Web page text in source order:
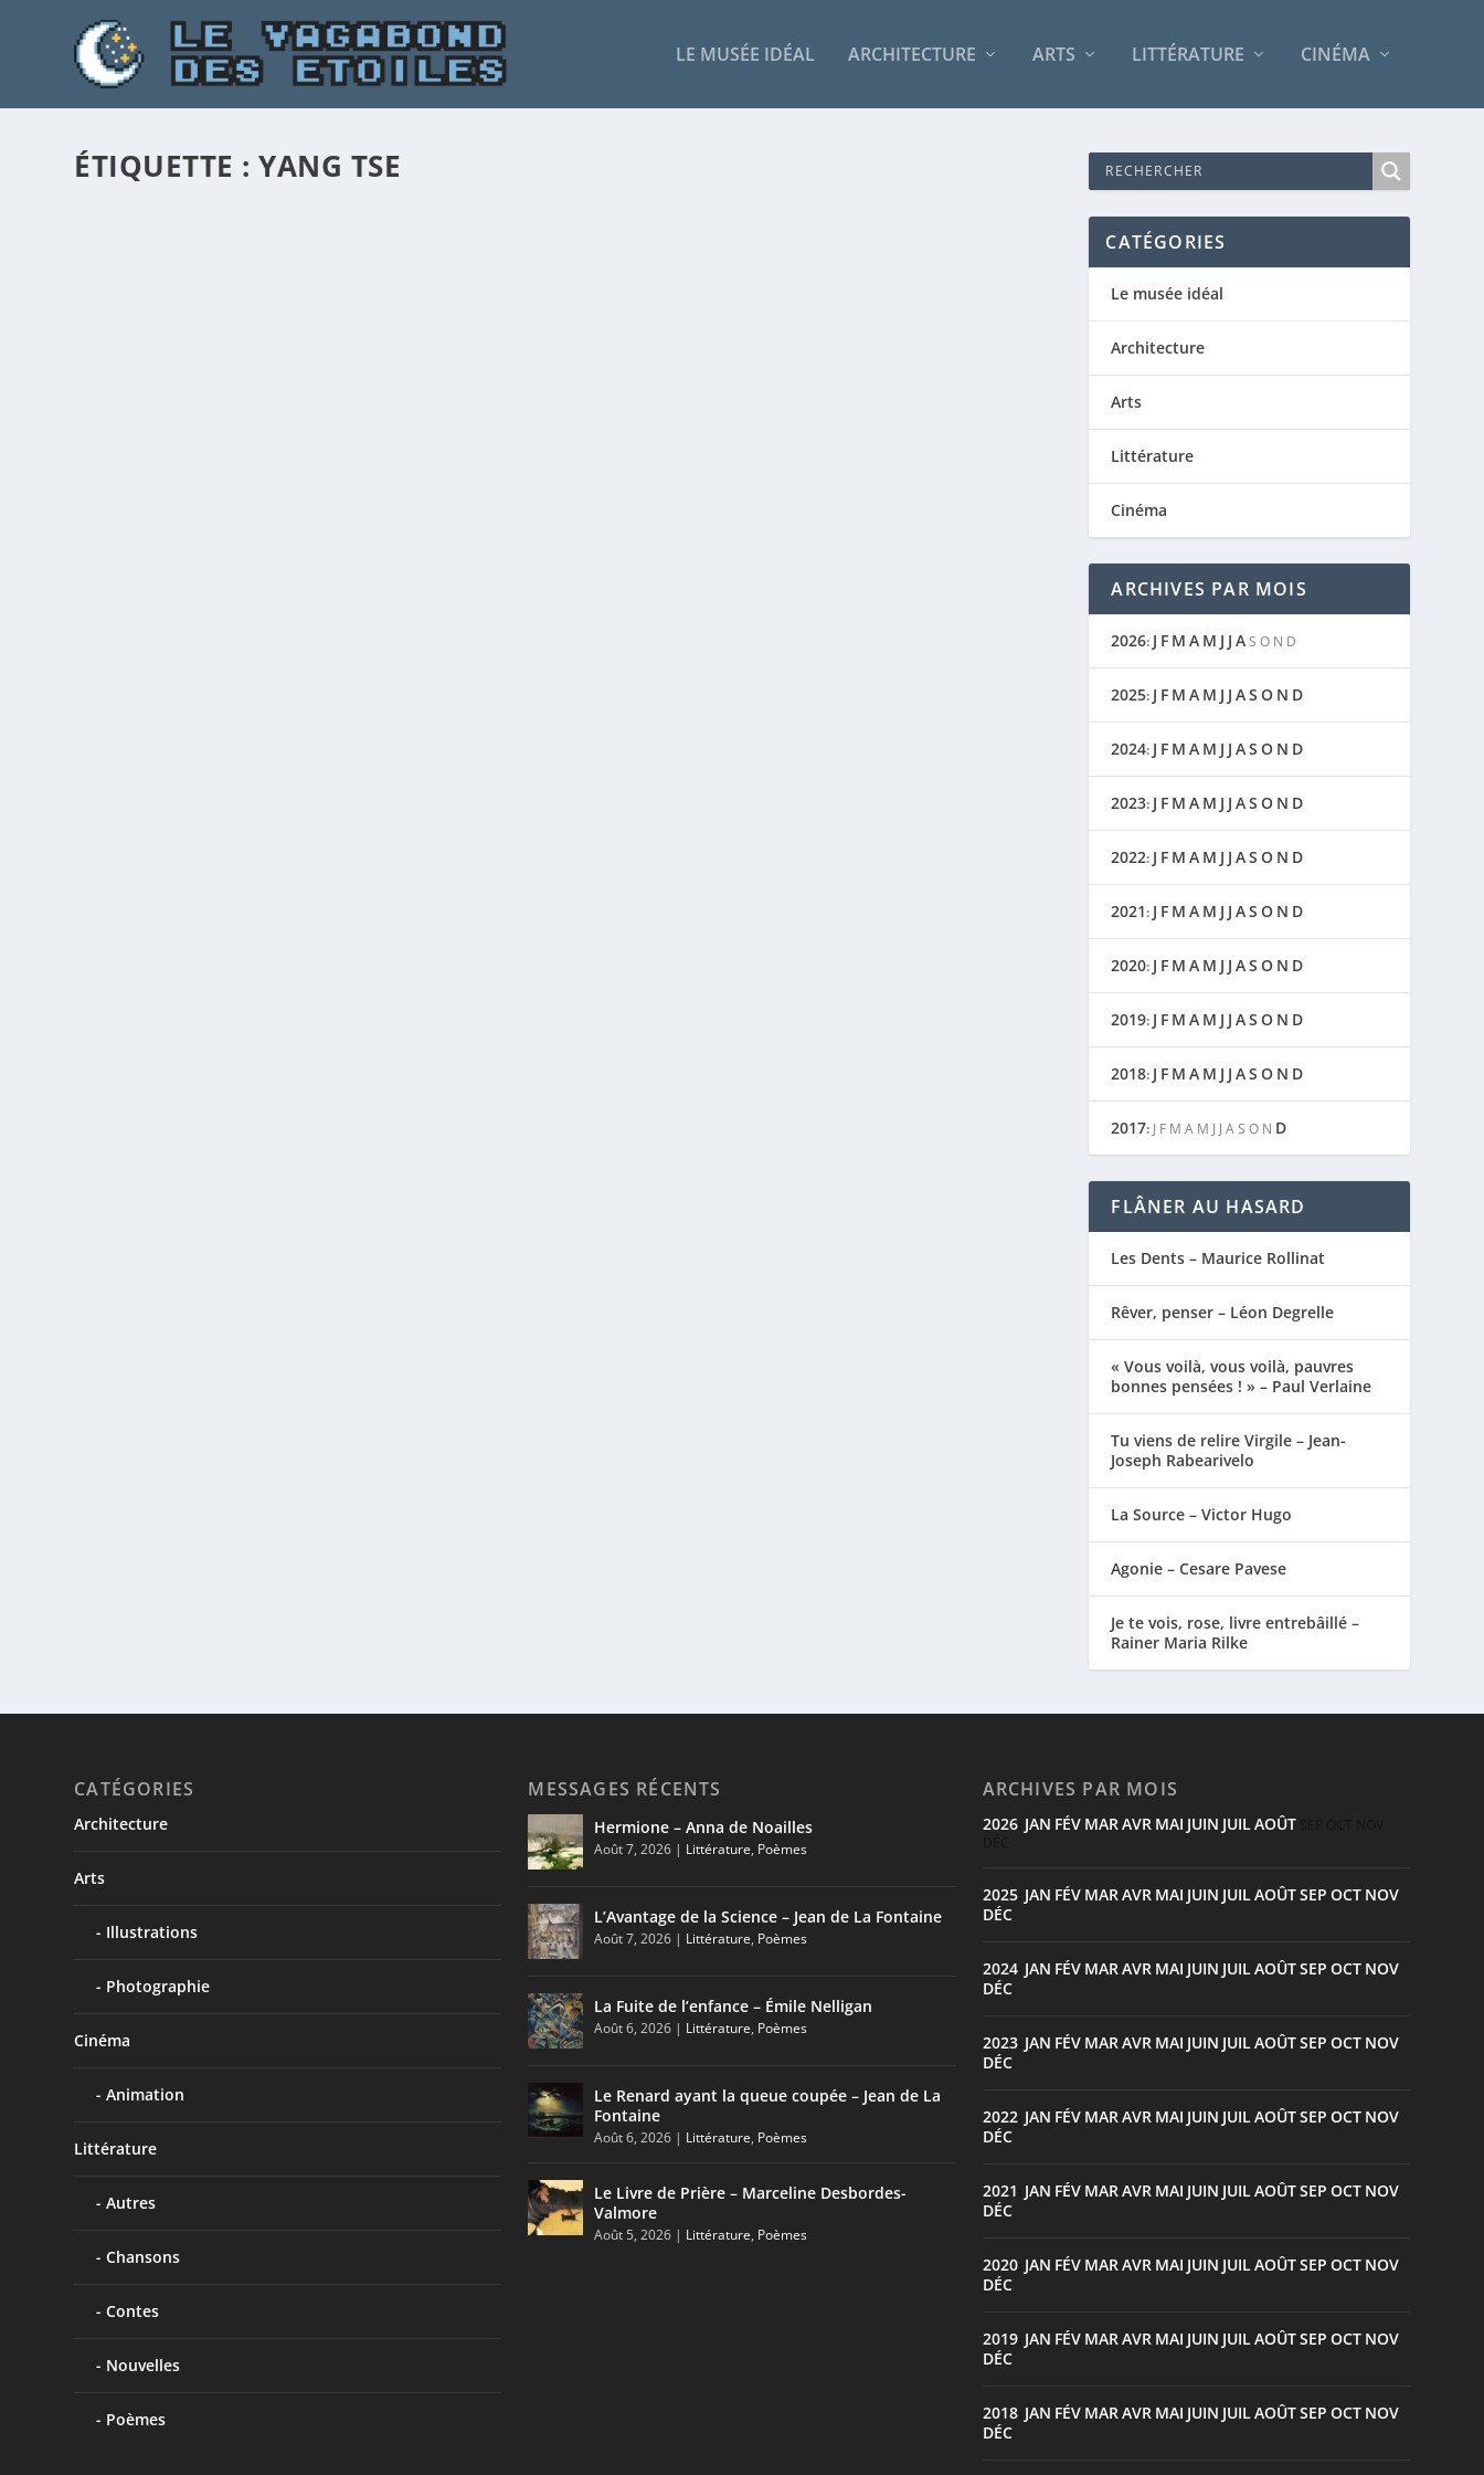
LE MUSÉE IDÉAL ARCHITECTURE ARTS LITTÉRATURE CINÉMA
ÉTIQUETTE :YANG TSE
CATÉGORIES
Le musée idéal
Architecture
Arts
Littérature
Cinéma
ARCHIVES PAR MOIS
2026: J F M A M J J AS O N D
2025: J F M A M J J AS O N D
2024: J F M A M J J AS O N D
2023: J F M A M J J AS O N D
2022: J F M A M J J AS O N D
2021: J F M A M J J AS O N D
2020: J F M A M J J AS O N D
2019: J F M A M J J AS O N D
2018: J F M A M J J AS O N D
2017: J F M A M J J AS O N D
FLÂNER AU HASARD
Les Dents – Maurice Rollinat
Rêver, penser – Léon Degrelle
« Vous voilà, vous voilà, pauvres
bonnes pensées ! » – Paul Verlaine
Tu viens de relire Virgile – Jean-
Joseph Rabearivelo
La Source – Victor Hugo
Agonie – Cesare Pavese
Je te vois, rose, livre entrebâillé –
Rainer Maria Rilke
CATÉGORIES
Architecture
Arts
Illustrations
Photographie
Cinéma
Animation
Littérature
Autres
Chansons
Contes
Nouvelles
Poèmes
MESSAGES RÉCENTS
Hermione – Anna de Noailles
Août 7, 2026 | Littérature, Poèmes
L’Avantage de la Science – Jean de La Fontaine
Août 7, 2026 | Littérature, Poèmes
La Fuite de l’enfance – Émile Nelligan
Août 6, 2026 | Littérature, Poèmes
Le Renard ayant la queue coupée – Jean de La
Fontaine
Août 6, 2026 | Littérature, Poèmes
Le Livre de Prière – Marceline Desbordes-
Valmore
Août 5, 2026 | Littérature, Poèmes
ARCHIVES PAR MOIS
2026: JAN FÉV MARAVR MAI JUIN JUILAOÛT
2025: JAN FÉV MARAVR MAI JUIN JUILAOÛTSEP OCT NOV
DÉC
2024: JAN FÉV MARAVR MAI JUIN JUILAOÛTSEP OCT NOV
DÉC
2023: JAN FÉV MARAVR MAI JUIN JUILAOÛTSEP OCT NOV
DÉC
2022: JAN FÉV MARAVR MAI JUIN JUILAOÛTSEP OCT NOV
DÉC
2021 JAN FÉV MARAVR MAI JUIN JUILAOÛTSEP OCT NOV
DÉC
2020: JAN FÉV MARAVR MAI JUIN JUILAOÛTSEP OCT NOV
DÉC
2019: JAN FÉV MARAVR MAI JUIN JUILAOÛTSEP OCT NOV
DÉC
2018: JAN FÉV MARAVR MAI JUIN JUILAOÛTSEP OCT NOV
DÉC